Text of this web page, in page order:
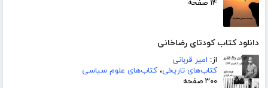
۱۴ صفحه
دانلود کتاب کودتای رضاخانی
از: امیر قربانی
کتاب‌های تاریخی، کتاب‌های علوم سیاسی
۳۰۰ صفحه